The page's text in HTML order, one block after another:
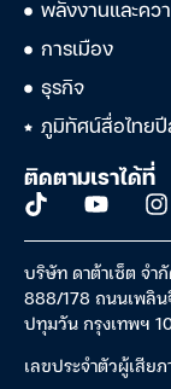
พลังงานและคว
การเมือง
ธุรกิจ
ภูมิทัศน์สื่อไทยปี
ติดตามเราได้ที่
บริษัท ดาต้าเซ็ต จำ
888/178 ถนนเพลิน
ปทุมวัน กรุงเทพฯ
เลขประจำตัวผู้เสีย